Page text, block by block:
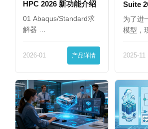
HPC 2026 新功能介绍
01 Abaqus/Standard求
解器 …
2026-01 产品详情
Suite
为了进
模型，
2025-11